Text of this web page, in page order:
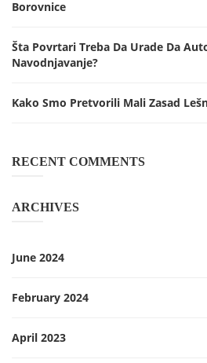
Borovnice
Šta Povrtari Treba Da Urade Da
Navodnjavanje?
Kako Smo Pretvorili Mali Zasad
RECENT COMMENTS
ARCHIVES
June 2024
February 2024
April 2023